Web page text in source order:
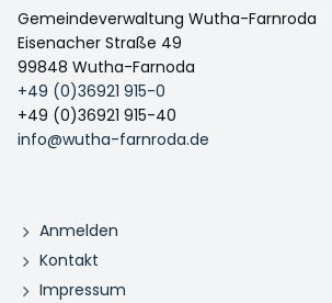
Gemeindeverwaltung Wutha-Farnroda
Eisenacher Straße 49
99848 Wutha-Farnoda
+49 (0)36921 915-0
+49 (0)36921 915-40
info@wutha-farnroda.de
Anmelden
Kontakt
Impressum